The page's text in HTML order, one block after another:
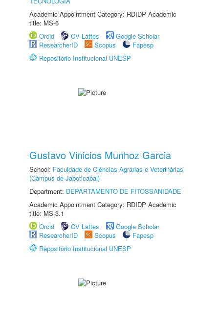
Academic Appointment Category: RDIDP Academic
title: MS-6
Orcid
CV Lattes
Google Scholar
ResearcherID
Scopus
Fapesp
Repositório Institucional UNESP
Gustavo Vinicios Munhoz Garcia
School: Faculdade de Ciências Agrárias e Veterinárias
(Câmpus de Jaboticabal)
Department: DEPARTAMENTO DE FITOSSANIDADE
Academic Appointment Category: RDIDP Academic
title: MS-3.1
Orcid
CV Lattes
Google Scholar
ResearcherID
Scopus
Fapesp
Repositório Institucional UNESP